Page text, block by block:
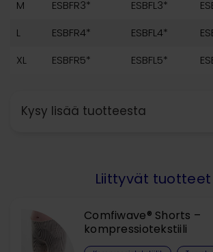
M
ESBFR3* ESBFL3*
L
ESBFR4* ESBFL4*
XL
ESBFR5* ESBFL5*
Kysy lisää tuotteesta
Liittyvät tuotteet
Comfiwave® Shorts –
kompressiotekstiili